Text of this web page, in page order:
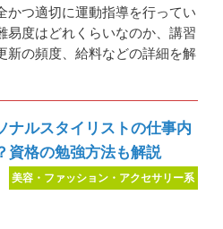
かつ適切に運動指導を行ってい
易度はどれくらいなのか、講習
新の頻度、給料などの詳細を解
ナルスタイリストの仕事内
資格の勉強方法も解説
美容・ファッション・アクセサリー系